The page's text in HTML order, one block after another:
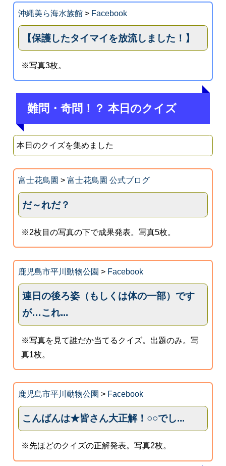
沖縄美ら海水族館> Facebook
【保護したタイマイを放流しました！】
※写真3枚。
難問・奇問！？ 本日のクイズ
本日のクイズを集めました
富士花鳥園 > 富士花鳥園 公式ブログ
だ～れだ？
※2枚目の写真の下で成果発表。写真5枚。
鹿児島市平川動物公園 > Facebook
連日の後ろ姿（もしくは体の一部）です
が…これ...
※写真を見て誰だか当てるクイズ。出題のみ。写
真1枚。
鹿児島市平川動物公園 > Facebook
こんばんは★皆さん大正解！○○でし...
※先ほどのクイズの正解発表。写真2枚。